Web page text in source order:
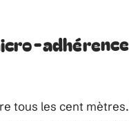
tous les cent